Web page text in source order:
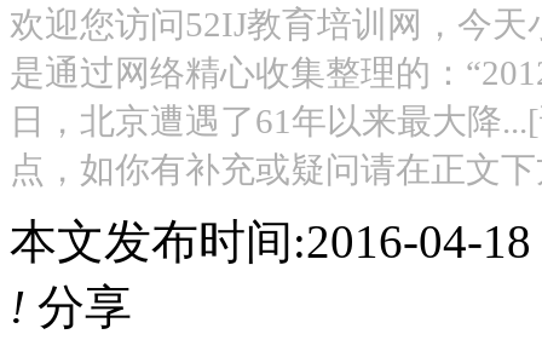
欢迎您访问52IJ教育培训网，今
是通过网络精心收集整理的：
日，北京遭遇了61年以来最大降
点，如你有补充或疑问请在正文
本文发布时间:2016-04-
! 分享